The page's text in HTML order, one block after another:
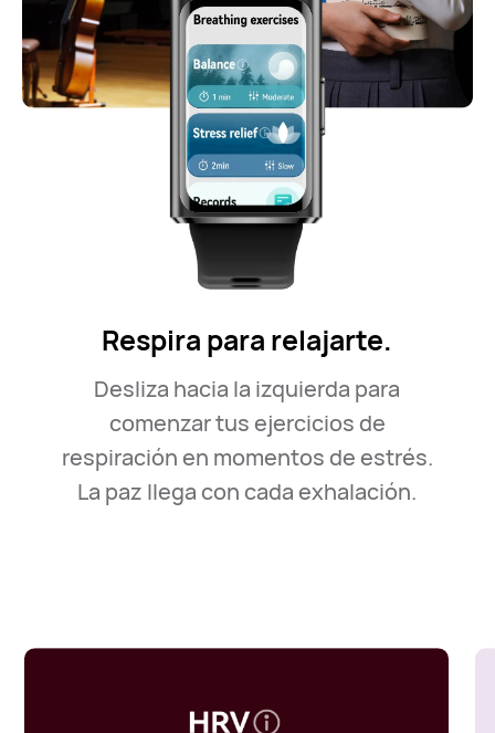
Respira para relajarte.
Desliza hacia la izquierda para
comenzar tus ejercicios de
respiraciónen momentos de estrés.
La paz llega con cada exhalación.